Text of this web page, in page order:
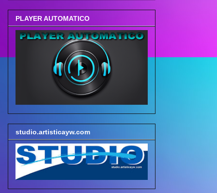
PLAYER AUTOMATICO
studio.artisticayw.com